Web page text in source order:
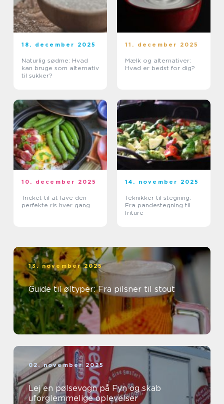
18. december 2025
Naturlig sødme: Hvad
kan bruge som alternativ
til sukker?
11. december 2025
Mælk og alternativer:
Hvad er bedst for dig?
10. december 2025
Tricket til at lave den
perfekte ris hver gang
14. november 2025
Teknikker til stegning:
Fra pandestegning til
friture
13. november 2025
Guide til øltyper: Fra pilsner til stout
02. november 2025
Lej en pølsevogn på Fyn og skab
uforglemmelige oplevelser